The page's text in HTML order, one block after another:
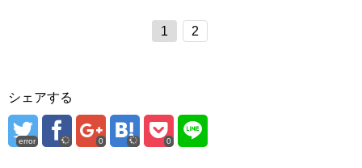
1 2
シェアする
error 0 0